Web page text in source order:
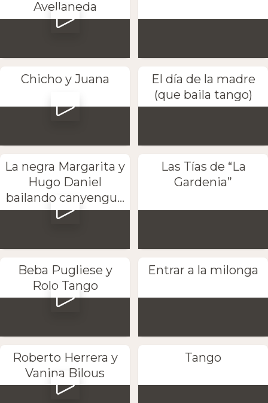
Avellaneda
Chicho y Juana
El día de la madre
(que baila tango)
La negra Margarita y
Hugo Daniel
bailando canyengu...
Las Tías de “La
Gardenia”
Beba Pugliese y
Rolo Tango
Entrar a la milonga
Roberto Herrera y
Vanina Bilous
Tango